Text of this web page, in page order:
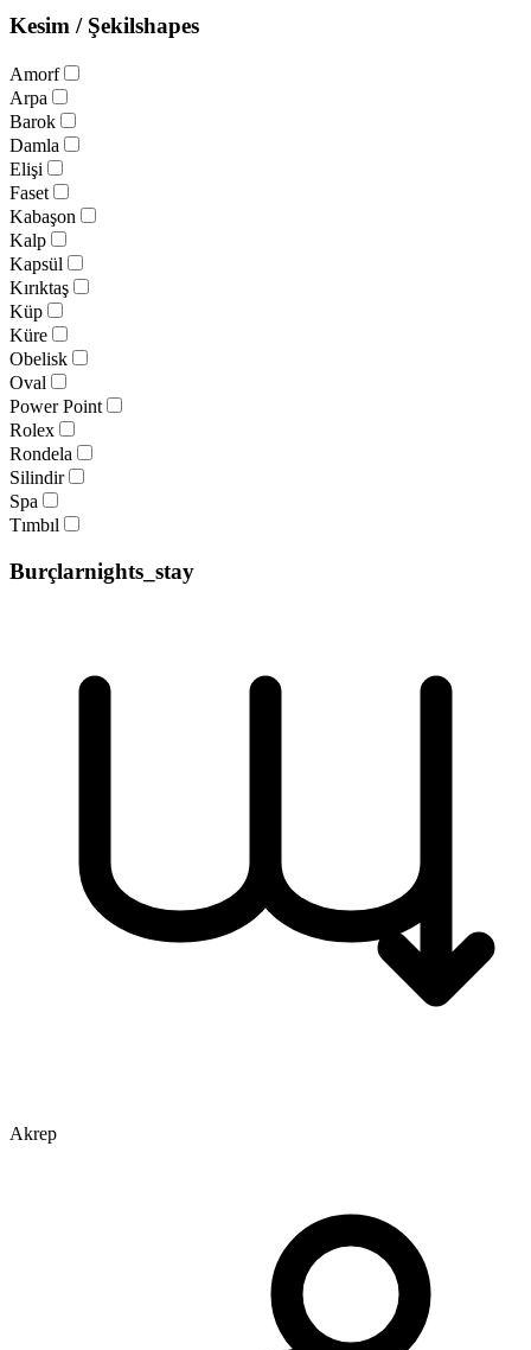
Kesim / Şekilshapes
Amorf
Arpa
Barok
Damla
Elişi
Faset
Kabaşon
Kalp
Kapsül
Kırıktaş
Küp
Küre
Obelisk
Oval
Power Point
Rolex
Rondela
Silindir
Spa
Tımbıl
Burçlarnights_stay
Akrep